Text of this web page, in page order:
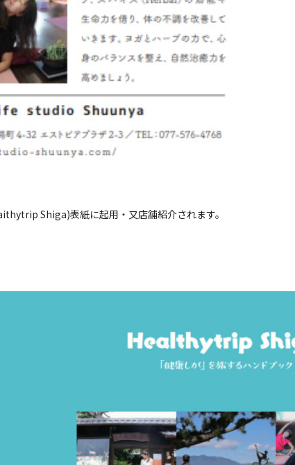
Shiga)表紙に起用・又店舗紹介されます。